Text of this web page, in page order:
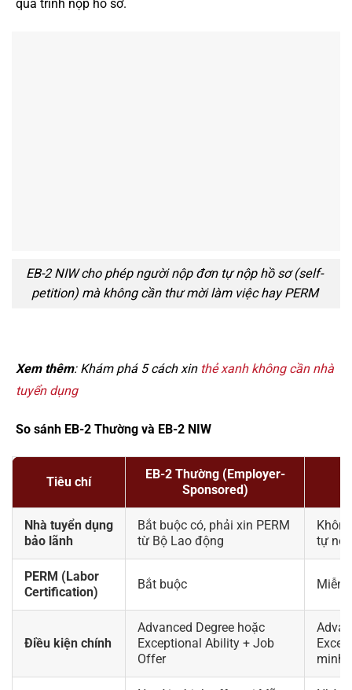
quá trình nộp hồ sơ.
EB-2 NIW cho phép người nộp đơn tự nộp hồ sơ (self-
petition) mà không cần thư mời làm việc hay PERM
Xem thêm: Khám phá 5 cách xin thẻ xanh không cần nhà
tuyển dụng
So sánh EB-2 Thường và EB-2 NIW
Tiêu chí
EB-2 Thường (Employer-
Sponsored)
Nhà tuyển dụng
bảo lãnh
Bắt buộc có, phải xin PERM
từ Bộ Lao động
tự
PERM (Labor
Certification)
Bắt buộc Miễn
Điều kiện chính
Advanced Degree hoặc
Exceptional Ability + Job
Offer
minh